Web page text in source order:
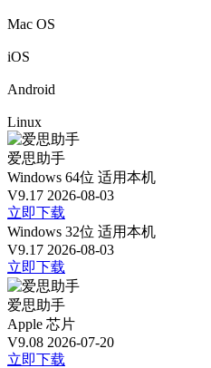
Mac OS
iOS
Android
Linux
爱思助手
Windows 64位 适用本机
V9.17 2026-08-03
立即下载
Windows 32位 适用本机
V9.17 2026-08-03
立即下载
爱思助手
Apple 芯片
V9.08 2026-07-20
立即下载